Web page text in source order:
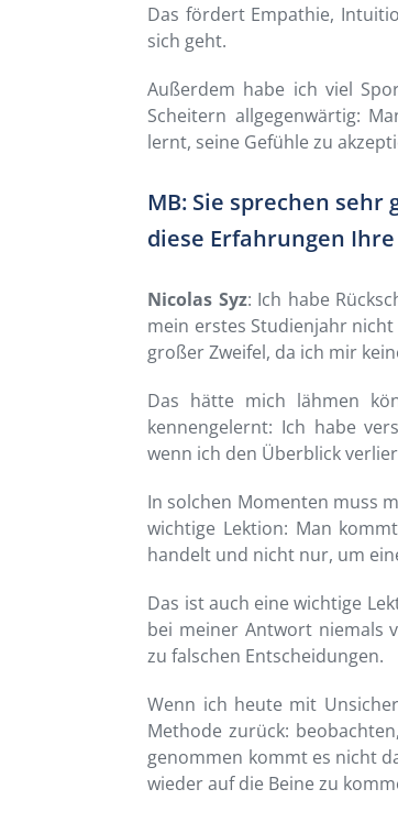
Das fördert Empathie,
sich geht.
Außerdem habe ich viel
Scheitern allgegenwärtig:
lernt, seine Gefühle zu
MB: Sie sprechen
diese Erfahrungen
Nicolas Syz: Ich habe
mein erstes Studienjahr
großer Zweifel, da ich mir
Das hätte mich lähmen
kennengelernt: Ich habe
wenn ich den Überblick
In solchen Momenten muss
wichtige Lektion: Man
handelt und nicht nur, um
Das ist auch eine wichtige
bei meiner Antwort niemals
zu falschen Entscheidungen.
Wenn ich heute mit
Methode zurück:
genommen kommt es nicht
wieder auf die Beine zu